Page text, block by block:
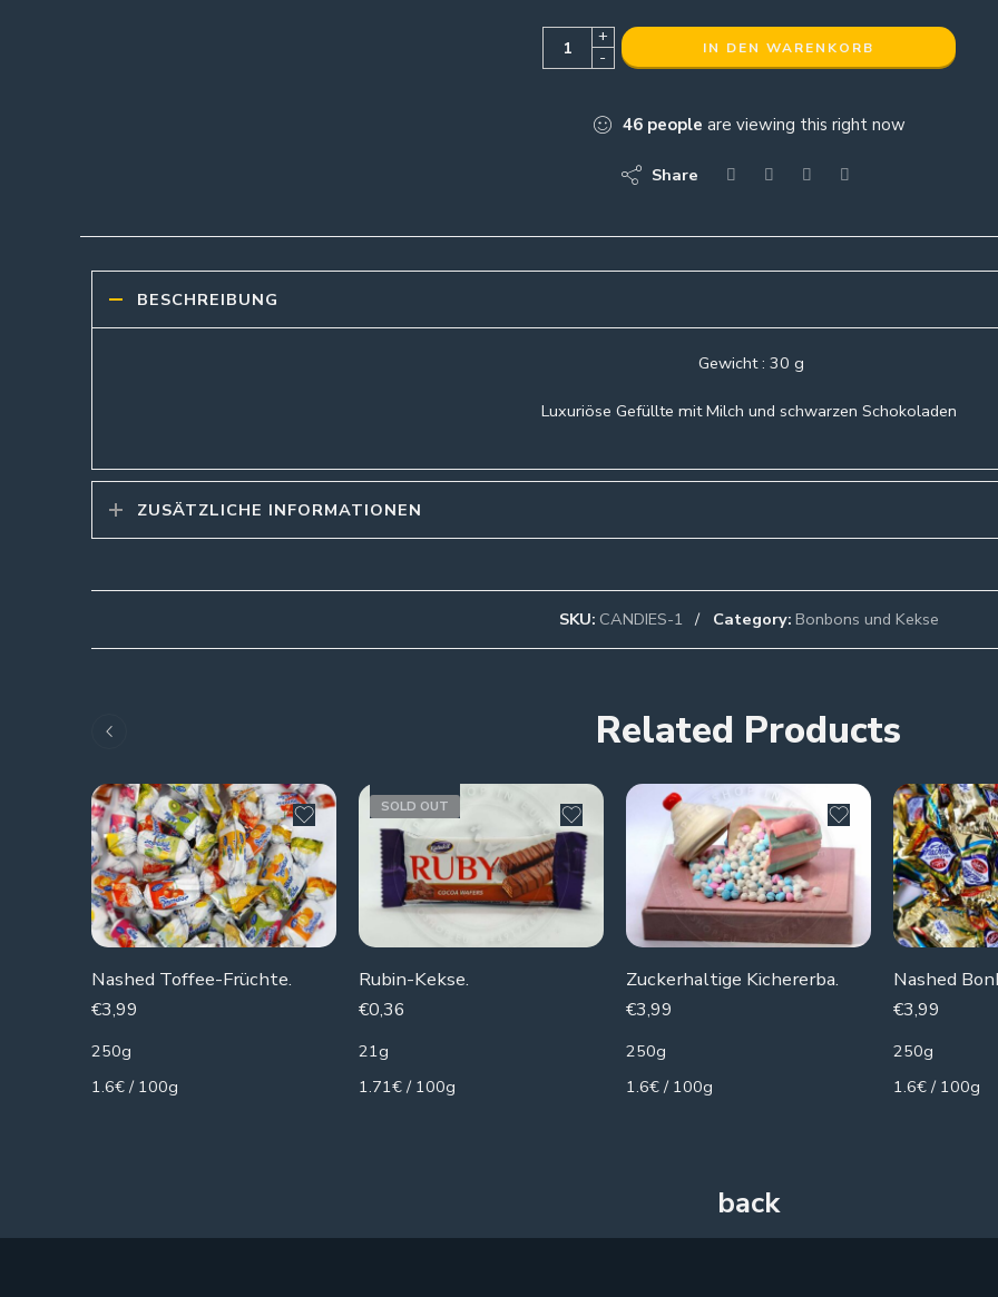
+
-
IN DEN WARENKORB
46 people are viewing this right now
Share
BESCHREIBUNG
Gewicht : 30 g
Luxuriöse Gefüllte mit Milch und schwarzen Schokoladen
ZUSÄTZLICHE INFORMATIONEN
SKU: CANDIES-1 Category: Bonbons und Kekse
Related Products
Nashed Toffee-Früchte.
€3,99
250g
1.6€ / 100g
SOLD OUT
Rubin-Kekse.
€0,36
21g
1.71€ / 100g
Zuckerhaltige Kichererba.
€3,99
250g
1.6€ / 100g
Nashed
€3,99
250g
1.6€ / 100g